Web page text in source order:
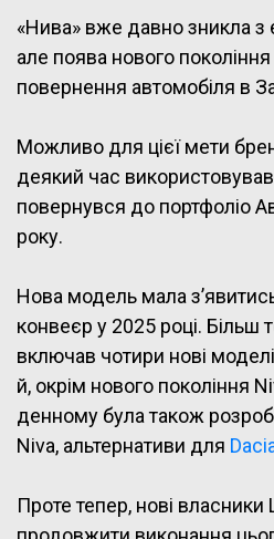
«Нива» вже давно зникла з
але поява нового
повернення автомобіля в
Можливо для цієї мети
деякий час
повернувся до портфоліо
року.
Нова модель мала
конвеєр у 2025 році. Більш
включав чотири нові
й, окрім нового покоління
денному була також
Niva, альтернативи для
Проте тепер, нові